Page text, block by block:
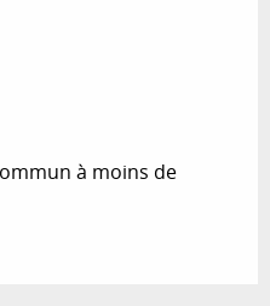
à moins de